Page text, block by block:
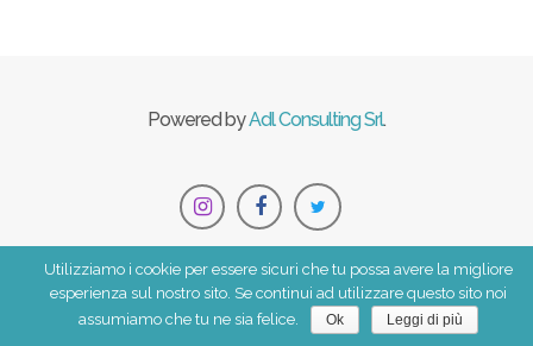
Powered byAdl Consulting Srl.
CHI DONA
Utilizziamo i cookie per essere sicuri che tu possa avere la migliore
esperienza sul nostro sito. Se continui ad utilizzare questo sito noi
assumiamo che tu ne sia felice.
Ok Leggi di più